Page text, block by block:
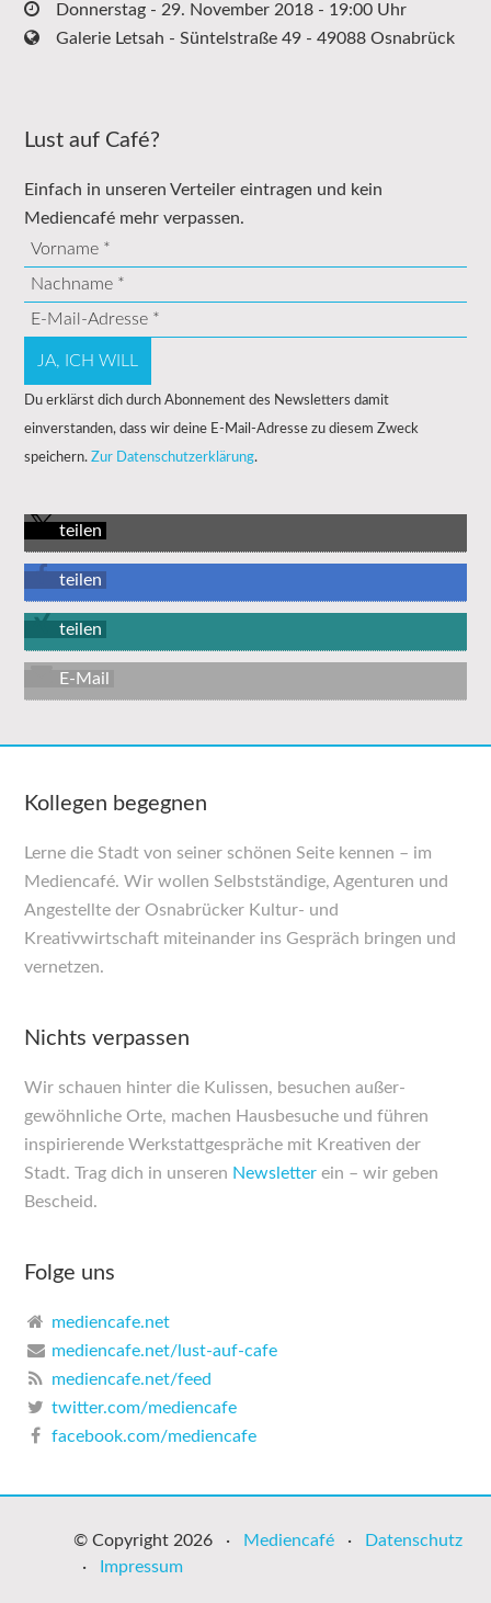
Donnerstag - 29. November 2018 - 19:00 Uhr
Galerie Letsah - Süntelstraße 49 - 49088 Osnabrück
Lust auf Café?
Einfach in unseren Verteiler eintragen und kein
Mediencafé mehr verpassen.
Du erklärst dich durch Abonnement des Newsletters damit
einverstanden, dass wir deine E-Mail-Adresse zu diesem Zweck
speichern.Zur Datenschutzerklärung.
teilen
teilen
teilen
E-Mail
Kollegen begegnen
Lerne die Stadt von seiner schönen Seite kennen – im
Mediencafé. Wir wollen Selbst­ständige, Agenturen und
Angestellte der Osnabrücker Kultur- und
Kreativwirtschaft miteinander ins Gespräch bringen und
vernetzen.
Nichts verpassen
Wir schauen hinter die Kulissen, besuchen außer­
gewöhnliche Orte, machen Haus­besuche und führen
inspirierende Werkstatt­gespräche mit Kreativen der
Stadt. Trag dich in unseren Newsletter ein – wir geben
Bescheid.
Folge uns
mediencafe.net
mediencafe.net/lust-auf-cafe
mediencafe.net/feed
twitter.com/mediencafe
facebook.com/mediencafe
© Copyright 2026 · Mediencafé ·
Datenschutz
·
Impressum